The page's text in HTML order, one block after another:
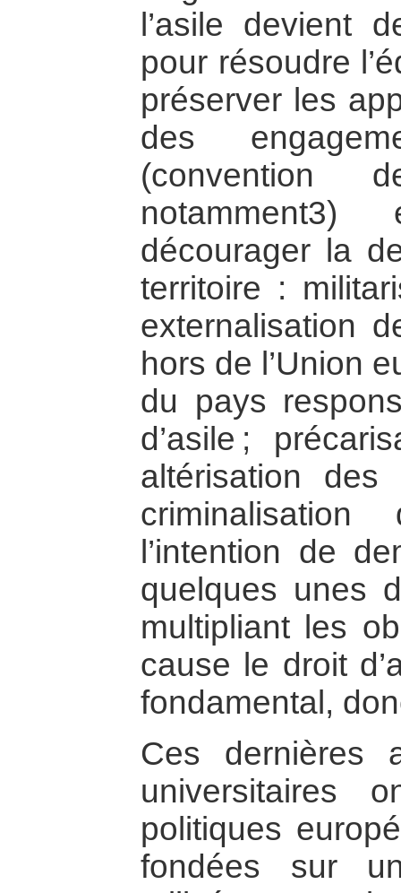
l’asile devient
pour résoudre
préserver les
des
(convention
décourager la
territoire :
externalisation
hors de l’Union
du pays
d’asile ;
altérisation des
l’intention de
quelques unes
multipliant les
cause le droit
fondamental,
Ces dernières
universitaires
politiques
fondées sur